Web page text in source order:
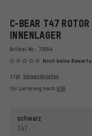
C-BEAR T47
INNENLAGER
Artikel-Nr.: 72544
Noch keine
zzgl. Versandkosten
für Lieferung nach USA
schwarz
T47